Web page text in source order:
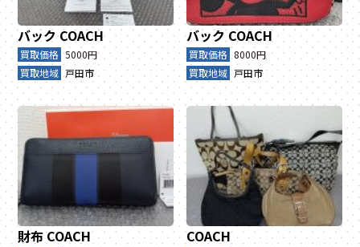
バック COACH
買取価格 5000円
買取地域 戸田市
バック COACH
買取価格 8000円
買取地域 戸田市
財布COACH COACH